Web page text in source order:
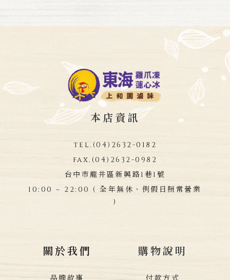
本店資訊
tel. (04)2632-0182
fax. (04)2632-0982
台中市龍井區新興路1巷1號
10:00 ~ 22:00 ( 全年無休、例假日照常營業
)
關於我們
品牌故事
購物說明
付款方式